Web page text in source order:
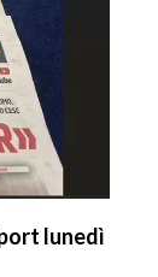
lunedì